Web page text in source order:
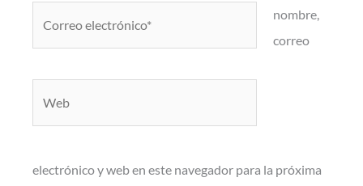
nombre,
correo
electrónico y web en este navegador para la próxima